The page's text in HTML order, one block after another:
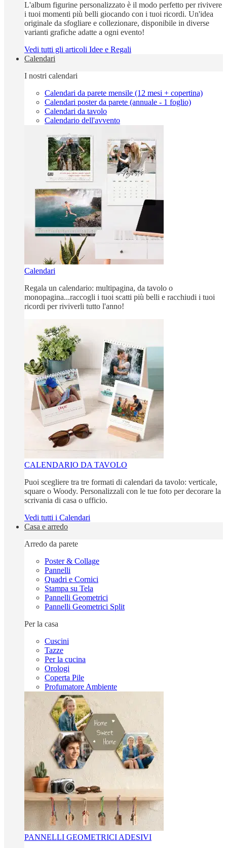
L'album figurine personalizzato è il modo perfetto per rivivere
i tuoi momenti più belli giocando con i tuoi ricordi. Un'idea
originale da sfogliare e collezionare, disponibile in diverse
varianti grafiche adatte a ogni evento!
Vedi tutti gli articoli Idee e Regali
Calendari
I nostri calendari
Calendari da parete mensile (12 mesi + copertina)
Calendari poster da parete (annuale - 1 foglio)
Calendari da tavolo
Calendario dell'avvento
Calendari
Regala un calendario: multipagina, da tavolo o
monopagina...raccogli i tuoi scatti più belli e racchiudi i tuoi
ricordi per riviverli tutto l'anno!
CALENDARIO DA TAVOLO
Puoi scegliere tra tre formati di calendari da tavolo: verticale,
square o Woody. Personalizzali con le tue foto per decorare la
scrivania di casa o ufficio.
Vedi tutti i Calendari
Casa e arredo
Arredo da parete
Poster & Collage
Pannelli
Quadri e Cornici
Stampa su Tela
Pannelli Geometrici
Pannelli Geometrici Split
Per la casa
Cuscini
Tazze
Per la cucina
Orologi
Coperta Pile
Profumatore Ambiente
PANNELLI GEOMETRICI ADESIVI